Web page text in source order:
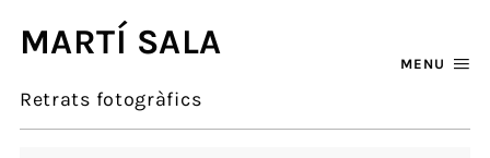
MARTÍ SALA
Retrats fotogràfics
MENU